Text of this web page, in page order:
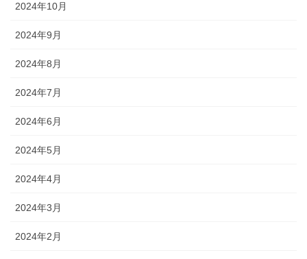
2024年10月
2024年9月
2024年8月
2024年7月
2024年6月
2024年5月
2024年4月
2024年3月
2024年2月